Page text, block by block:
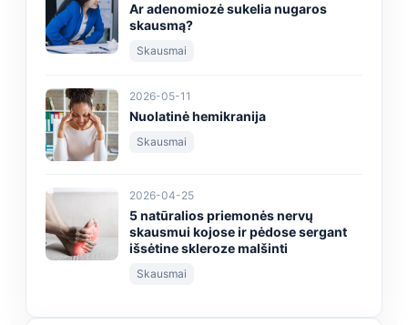
Ar adenomiozė sukelia nugaros
skausmą?
Skausmai
2026-05-11
Nuolatinė hemikranija
Skausmai
2026-04-25
5 natūralios priemonės nervų
skausmui kojose ir pėdose sergant
išsėtine skleroze malšinti
Skausmai